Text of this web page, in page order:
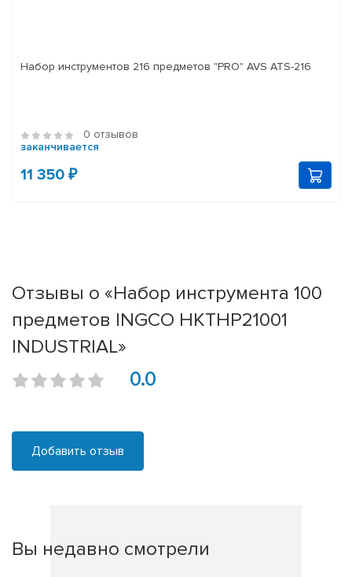
Набор инструментов 216 предметов "PRO" AVS ATS-216
0 отзывов
заканчивается
11 350 ₽
Отзывы о «Набор инструмента 100
предметов INGCO HKTHP21001
INDUSTRIAL»
0.0
Добавить отзыв
Вы недавно смотрели